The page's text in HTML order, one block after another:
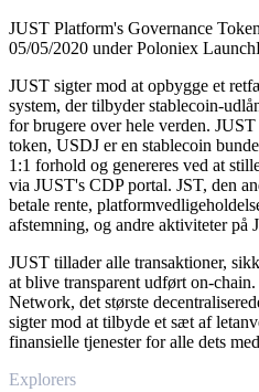
JUST Platform's Governance
05/05/2020 under Poloniex
JUST sigter mod at opbygge et
system, der tilbyder stablecoin-
for brugere over hele verden.
token, USDJ er en stablecoin
1:1 forhold og genereres ved at
via JUST's CDP portal. JST, den
betale rente,
afstemning, og andre aktiviteter på
JUST tillader alle transaktioner,
at blive transparent udført on-
Network, det største
sigter mod at tilbyde et sæt af
finansielle tjenester for alle dets
Explorers